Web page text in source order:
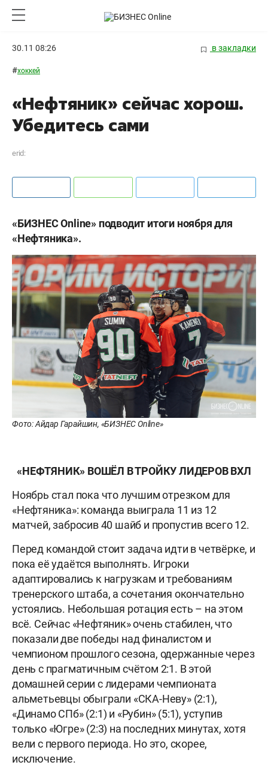
30.11 08:26 в закладки
#хоккей
«Нефтяник» сейчас хорош.
Убедитесь сами
erid:
«БИЗНЕС Online» подводит итоги ноября для
«Нефтяника».
Фото: Айдар Гарайшин, «БИЗНЕС Online»
«НЕФТЯНИК» ВОШЁЛ В ТРОЙКУ ЛИДЕРОВ ВХЛ
Ноябрь стал пока что лучшим отрезком для
«Нефтяника»: команда выиграла 11 из 12
матчей, забросив 40 шайб и пропустив всего 12.
Перед командой стоит задача идти в четвёрке, и
пока её удаётся выполнять. Игроки
адаптировались к нагрузкам и требованиям
тренерского штаба, а сочетания окончательно
устоялись. Небольшая ротация есть – на этом
всё. Сейчас «Нефтяник» очень стабилен, что
показали две победы над финалистом и
чемпионом прошлого сезона, одержанные через
день с прагматичным счётом 2:1. В этой
домашней серии с лидерами чемпионата
альметьевцы обыграли «СКА-Неву» (2:1),
«Динамо СПб» (2:1) и «Рубин» (5:1), уступив
только «Югре» (2:3) на последних минутах, хотя
вели с первого периода. Но это, скорее,
исключение.